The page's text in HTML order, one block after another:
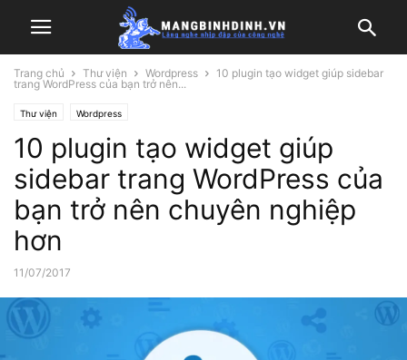
Trang chủ Thư viện Wordpress
10 plugin tạo widget giúp sidebar
trang WordPress của bạn trở nên...
Thư viện Wordpress
10 plugin tạo widget giúp
sidebar trang WordPress của
bạn trở nên chuyên nghiệp
hơn
11/07/2017